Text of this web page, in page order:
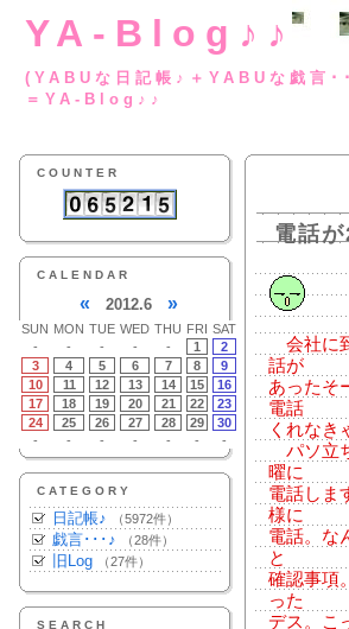
YA-Blog♪♪
(YABUな日記帳♪
＝YA-Blog♪♪
COUNTER
CALENDAR
« 2012.6 »
SUN MON TUE WED THU FRI SAT
-
- - - - 1
2
3
4 5 6 7 8
9
10
11 12 13 14 15
16
17
18 19 20 21 22
23
24
25 26 27 28 29
30
-
- - - - - -
CATEGORY
日記帳♪ （5972件）
戯言･･･♪ （28件）
旧Log （27件）
SEARCH
電話
会社に
話が
あったそ
電話
くれな
パソ立
曜に
電話しま
様に
電話。な
と
確認事項
った
デス。こ